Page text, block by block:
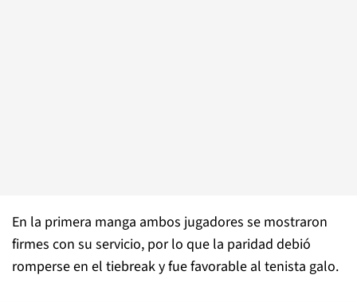
En la primera manga ambos jugadores se mostraron
firmes con su servicio, por lo que la paridad debió
romperse en el tiebreak y fue favorable al tenista galo.